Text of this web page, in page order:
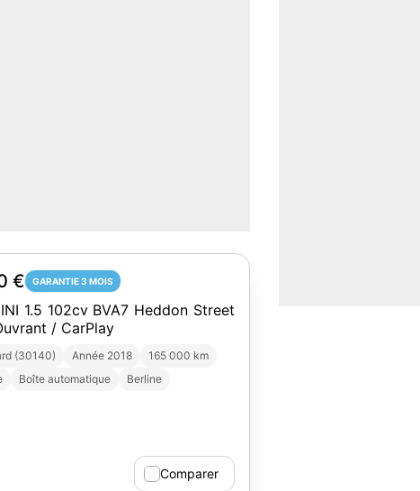
€ GARANTIE 3 MOIS
1.5 102cv BVA7 Heddon Street
/ CarPlay
(30140) Année 2018
165 000 km
Boîte automatique Berline
Comparer